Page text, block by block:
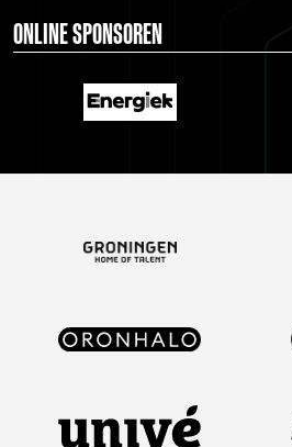
ONLINE SPONSOREN